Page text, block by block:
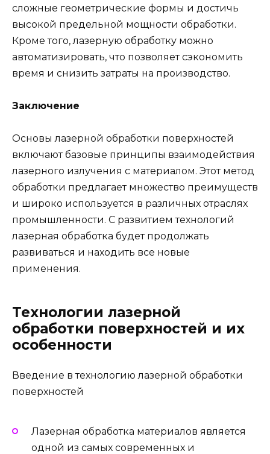
сложные геометрические формы и достичь
высокой предельной мощности обработки.
Кроме того, лазерную обработку можно
автоматизировать, что позволяет сэкономить
время и снизить затраты на производство.
Заключение
Основы лазерной обработки поверхностей
включают базовые принципы взаимодействия
лазерного излучения с материалом. Этот метод
обработки предлагает множество преимуществ
и широко используется в различных отраслях
промышленности. С развитием технологий
лазерная обработка будет продолжать
развиваться и находить все новые
применения.
Технологии лазерной
обработки поверхностей и их
особенности
Введение в технологию лазерной обработки
поверхностей
Лазерная обработка материалов является
одной из самых современных и